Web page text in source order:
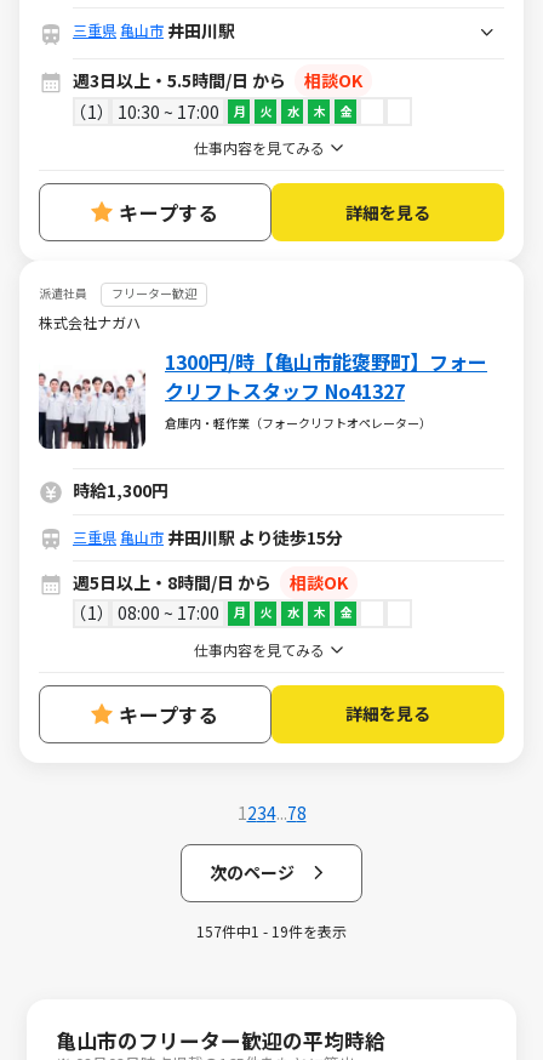
三重県亀山市 井田川駅
週3日以上・5.5時間/日 から
相談OK
1
10:30 ~ 17:00 月 火 水 木 金
仕事内容を見てみる
キープする 詳細を見る
派遣社員 フリーター歓迎
株式会社ナガハ
1300円/時【亀山市能褒野町】フォー
クリフトスタッフ No41327
倉庫内・軽作業（フォークリフトオペレーター）
時給1,300円
三重県亀山市 井田川駅 より徒歩15分
週5日以上・8時間/日 から
相談OK
1
08:00 ~ 17:00 月 火 水 木 金
仕事内容を見てみる
キープする 詳細を見る
1 234...78
次のページ
157件中1 - 19件を表示
亀山市のフリーター歓迎の平均時給